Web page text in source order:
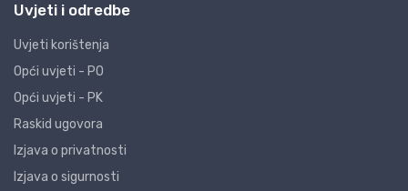
Uvjeti i odredbe
Uvjeti korištenja
Opći uvjeti - PO
Opći uvjeti - PK
Raskid ugovora
Izjava o privatnosti
Izjava o sigurnosti